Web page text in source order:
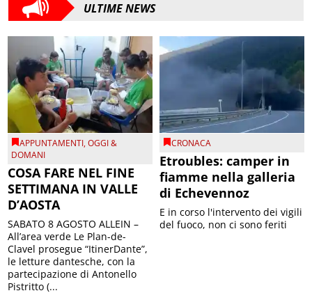
ULTIME NEWS
APPUNTAMENTI,OGGI &
DOMANI
COSA FARE NEL FINE
SETTIMANA IN VALLE
D’AOSTA
SABATO 8 AGOSTO ALLEIN –
All’area verde Le Plan-de-
Clavel prosegue “ItinerDante”,
le letture dantesche, con la
partecipazione di Antonello
Pistritto (...
CRONACA
Etroubles: camper in
fiamme nella galleria
di Echevennoz
E in corso l'intervento dei vigili
del fuoco, non ci sono feriti